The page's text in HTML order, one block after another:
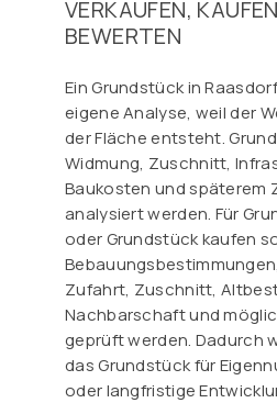
VERKAUFEN,
BEWERTEN
Ein Grundstück in
eigene Analyse, weil der
der Fläche entsteht.
Widmung, Zuschnitt,
Baukosten und späterem
analysiert werden. Für
oder Grundstück kaufen
Zufahrt, Zuschnitt,
Nachbarschaft und
geprüft werden. Dadurch
das Grundstück für
oder langfristige